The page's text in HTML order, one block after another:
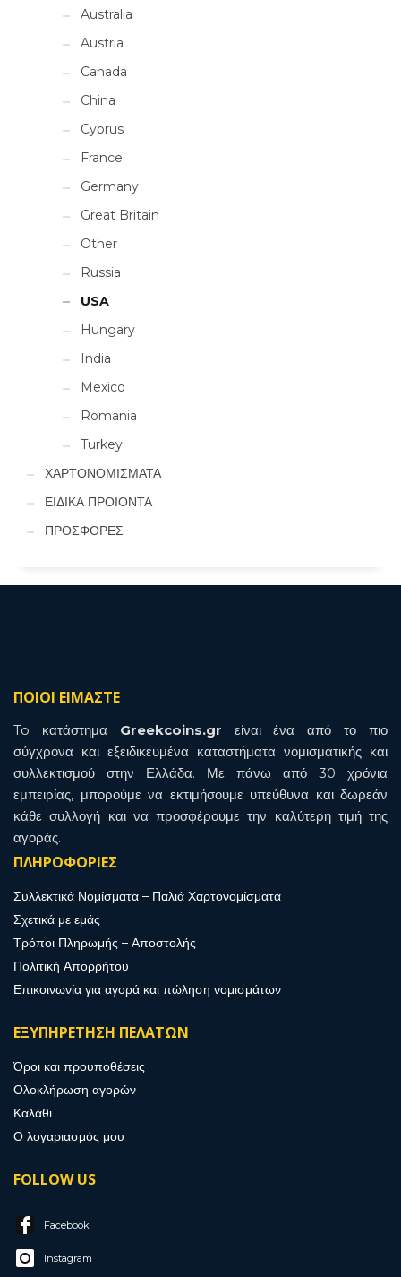
Australia
Austria
Canada
China
Cyprus
France
Germany
Great Britain
Other
Russia
USA
Hungary
India
Mexico
Romania
Turkey
ΧΑΡΤΟΝΟΜΙΣΜΑΤΑ
ΕΙΔΙΚΑ ΠΡΟΙΟΝΤΑ
ΠΡΟΣΦΟΡΕΣ
ΠΟΙΟΙ ΕΙΜΑΣΤΕ
To κατάστημα Greekcoins.gr είναι ένα από το πιο
σύγχρονα και εξειδικευμένα καταστήματα νομισματικής και
συλλεκτισμού στην Ελλάδα. Με πάνω από 30 χρόνια
εμπειρίας, μπορούμε να εκτιμήσουμε υπεύθυνα και δωρεάν
κάθε συλλογή και να προσφέρουμε την καλύτερη τιμή της
αγοράς.
ΠΛΗΡΟΦΟΡΙΕΣ
Συλλεκτικά Νομίσματα – Παλιά Χαρτονομίσματα
Σχετικά με εμάς
Τρόποι Πληρωμής – Αποστολής
Πολιτική Απορρήτου
Επικοινωνία για αγορά και πώληση νομισμάτων
ΕΞΥΠΗΡΕΤΗΣΗ ΠΕΛΑΤΩΝ
Όροι και προυποθέσεις
Ολοκλήρωση αγορών
Καλάθι
Ο λογαριασμός μου
FOLLOW US
Facebook
Instagram